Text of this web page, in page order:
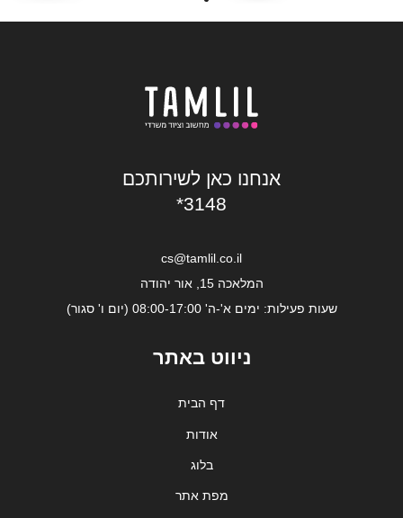
אנחנו כאן לשירותכם
*3148
cs@tamlil.co.il
המלאכה 15, אור יהודה
שעות פעילות: ימים א'-ה' 08:00-17:00 (יום ו' סגור)
ניווט באתר
דף הבית
אודות
בלוג
מפת אתר